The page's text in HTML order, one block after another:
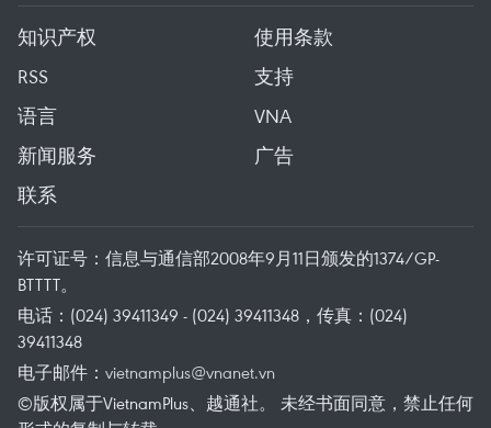
知识产权
使用条款
RSS
支持
语言
VNA
新闻服务
广告
联系
许可证号：信息与通信部2008年9月11日颁发的1374/GP-
BTTTT。
电话：(024) 39411349 - (024) 39411348，传真：(024)
39411348
电子邮件： vietnamplus@vnanet.vn
©版权属于VietnamPlus、越通社。 未经书面同意，禁止任何